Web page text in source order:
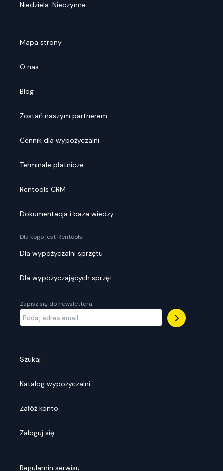
Niedziela: Nieczynne
Mapa strony
O nas
Blog
Zostań naszym partnerem
Cennik dla wypożyczalni
Terminale płatnicze
Rentools CRM
Dokumentacja i baza wiedzy
Dla kogo jest Rentools:
Dla wypożyczalni sprzętu
Dla wypożyczających sprzęt
Zapisz się do newslettera
Szukaj
Katalog wypożyczalni
Załóż konto
Zaloguj się
Regulamin serwisu